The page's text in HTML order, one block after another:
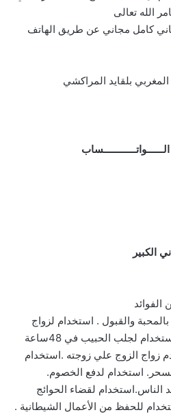
الله تعالى
كامل مجاني عن طريق الهاتف
المغربي بلقايد المراكشي
الكبير
الفوائد
والقبول . استخدام لزواج
البنت المتعسرة عن الزواج . استخدام لجلب الحبيب في 48ساعة
زواج الزوج علي زوجته .استخدام
استخدام لدفع الخصوم.
الناس.استخدام لقضاء الحوائج
للحفظ من الأعمال الشيطانية .